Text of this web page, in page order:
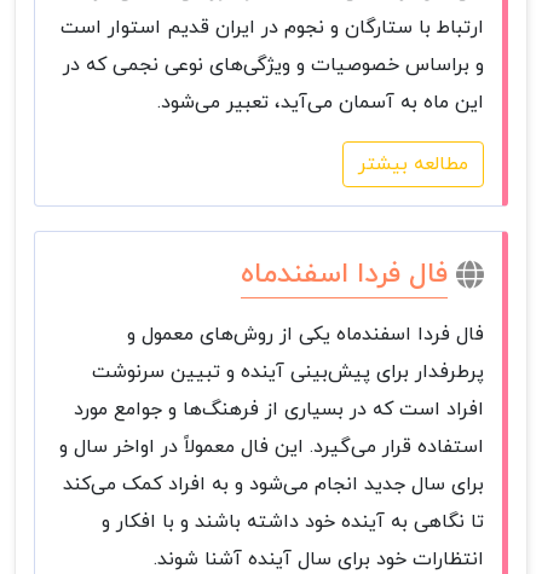
ارتباط با ستارگان و نجوم در ایران قدیم استوار است
و براساس خصوصیات و ویژگی‌های نوعی نجمی که در
این ماه به آسمان می‌آید، تعبیر می‌شود.
مطالعه بیشتر
فال فردا اسفندماه
فال فردا اسفندماه یکی از روش‌های معمول و
پرطرفدار برای پیش‌بینی آینده و تبیین سرنوشت
افراد است که در بسیاری از فرهنگ‌ها و جوامع مورد
استفاده قرار می‌گیرد. این فال معمولاً در اواخر سال و
برای سال جدید انجام می‌شود و به افراد کمک می‌کند
تا نگاهی به آینده خود داشته باشند و با افکار و
انتظارات خود برای سال آینده آشنا شوند.